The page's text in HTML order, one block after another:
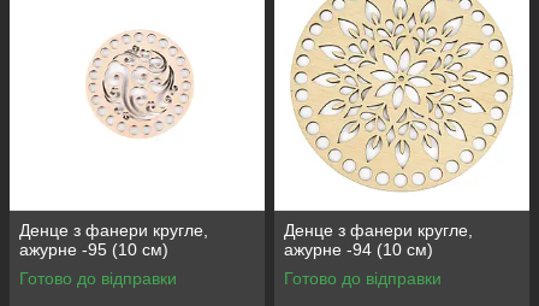
Денце з фанери кругле,
ажурне -95 (10 см)
Готово до відправки
Денце з фанери кругле,
ажурне -94 (10 см)
Готово до відправки